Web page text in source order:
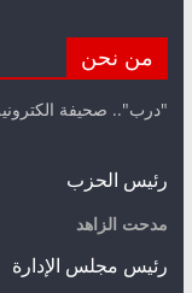
من نحن
"درب".. صحيفة
رئيس الحزب
مدحت الزاهد
رئيس مجلس الإدارة